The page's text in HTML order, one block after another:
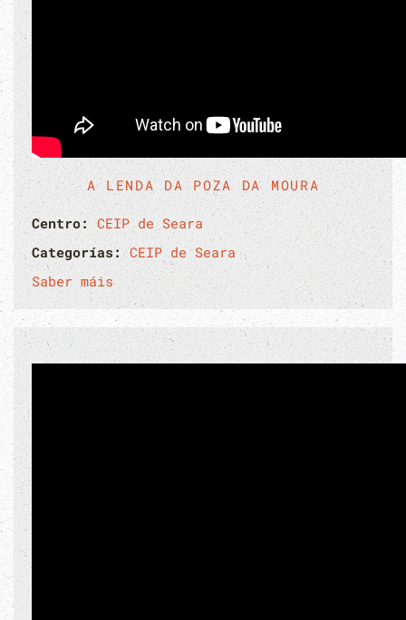
A LENDA DA POZA DA MOURA
Centro: CEIP de Seara
Categorías:CEIP de Seara
Saber máis